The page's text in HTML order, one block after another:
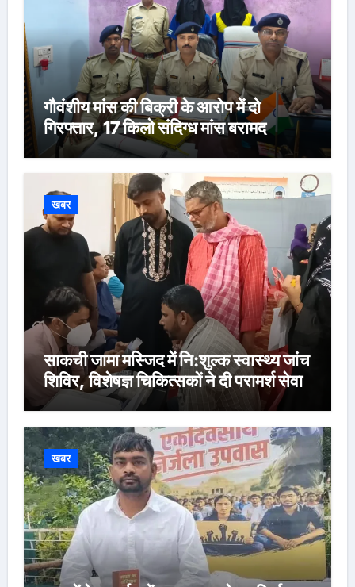
गौवंशीय मांस की बिक्री के आरोप में दो
गिरफ्तार, 17 किलो संदिग्ध मांस बरामद
खबर
साकची जामा मस्जिद में नि:शुल्क स्वास्थ्य जांच
शिविर, विशेषज्ञ चिकित्सकों ने दी परामर्श सेवा
खबर